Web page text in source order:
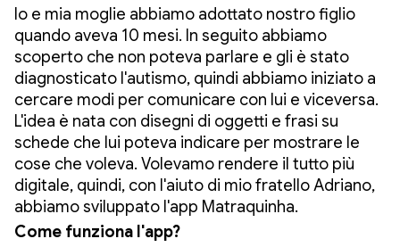
Io e mia moglie abbiamo adottato nostro figlio
quando aveva 10 mesi. In seguito abbiamo
scoperto che non poteva parlare e gli è stato
diagnosticato l'autismo, quindi abbiamo iniziato a
cercare modi per comunicare con lui e viceversa.
L'idea è nata con disegni di oggetti e frasi su
schede che lui poteva indicare per mostrare le
cose che voleva. Volevamo rendere il tutto più
digitale, quindi, con l'aiuto di mio fratello Adriano,
abbiamo sviluppato l'app Matraquinha.
Come funziona l'app?